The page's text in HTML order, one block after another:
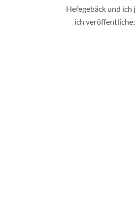
Hefegebäck und ich
ich